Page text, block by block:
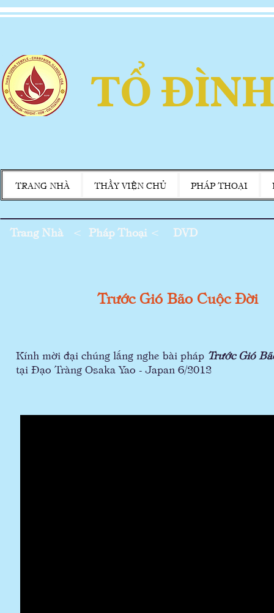
TỔ
TRANG NHÀ THẦY VIỆN CHỦ PHÁP THOẠI
Trang Nhà < Pháp Thoại < DVD
Trước Gió Bão Cuộc Đời
Kính mời đại chúng lắng nghe bài pháp Trước Gió
tại Đạo Tràng Osaka Yao - Japan 6/2012